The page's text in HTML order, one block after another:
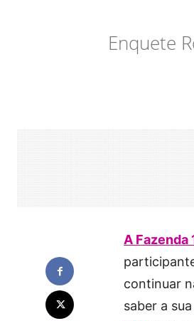
Enquete
A Fazenda
continuar
saber a